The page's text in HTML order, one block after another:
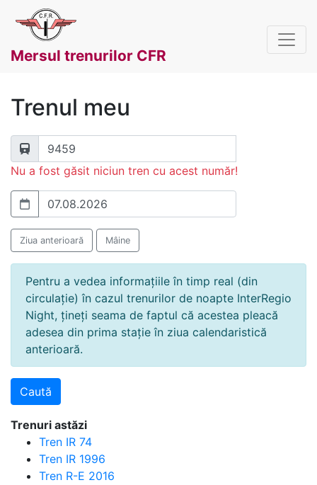
Mersul trenurilor CFR
Trenul meu
Nu a fost găsit niciun tren cu acest număr!
Ziua anterioară Mâine
Pentru a vedea informațiile în timp real (din
circulație) în cazul trenurilor de noapte InterRegio
Night, țineți seama de faptul că acestea pleacă
adesea din prima stație în ziua calendaristică
anterioară.
Trenuri astăzi
Tren IR 74
Tren IR 1996
Tren R-E 2016